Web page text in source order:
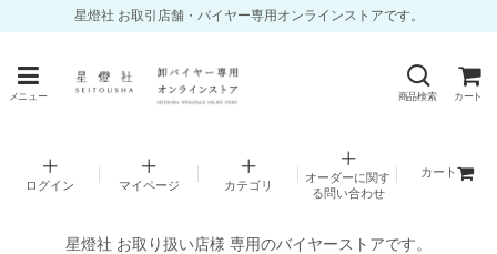
星燈社 お取引店舗・バイヤー専用オンラインストアです。
メニュー 商品検索 カート
ログイン マイページ カテゴリ
オーダーに関す
る問い合わせ
カート
星燈社 お取り扱い店様 専用のバイヤーストアです。